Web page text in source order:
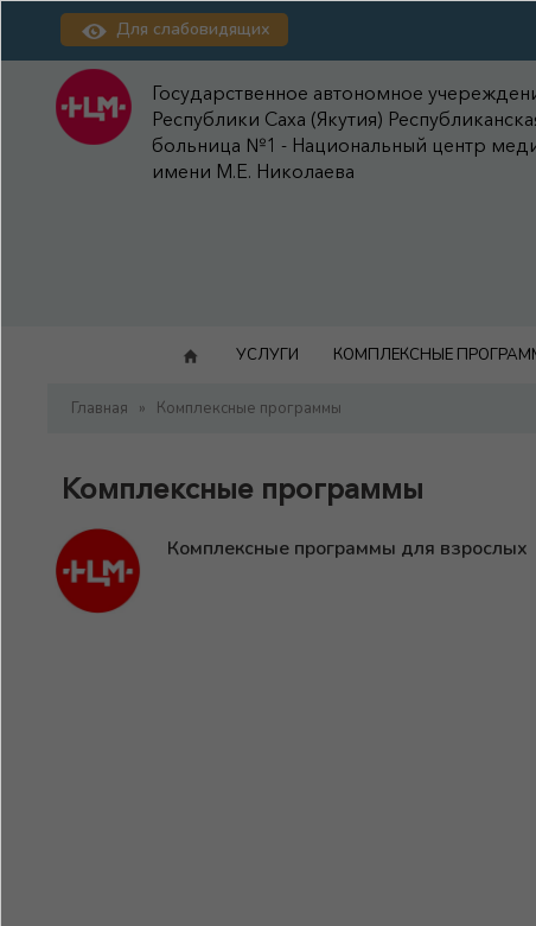
Для слабовидящих
Государственное автономное
Республики Саха (Якутия)
больница №1 - Национальный центр
имени М.Е. Николаева
УСЛУГИ КОМПЛЕКСНЫЕ
Главная » Комплексные программы
Комплексные программы
Комплексные программы для взрослых